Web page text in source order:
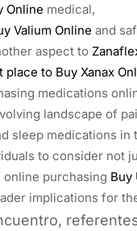
Online medical,
Valium Online and
aspect to
place to Buy Xanax
medications
landscape of
sleep medications in
to consider not
purchasing Buy
implications for